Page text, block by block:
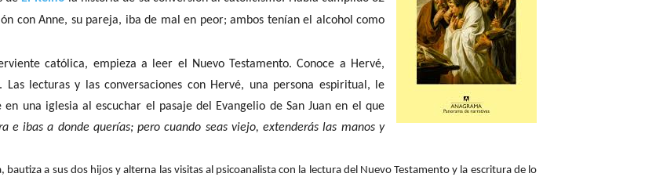
con Anne, su pareja, iba de mal en peor; ambos tenían el alcohol como
católica, empieza a leer el Nuevo Testamento. Conoce a Hervé,
lecturas y las conversaciones con Hervé, una persona espiritual, le
una iglesia al escuchar el pasaje del Evangelio de San Juan en el que
e ibas a donde querías; pero cuando seas viejo, extenderás las manos y
bautiza a sus dos hijos y alterna las visitas al psicoanalista con la lectura del Nuevo Testamento y la escritura de lo